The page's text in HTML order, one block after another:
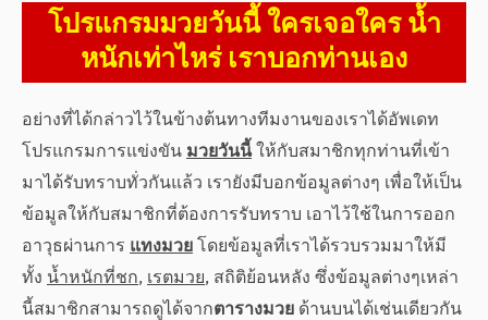
โปรแกรมมวยวันนี้ ใครเจอใคร น้ำ
หนักเท่าไหร่ เราบอกท่านเอง
อย่างที่ได้กล่าวไว้ในข้างต้นทางทีมงานของเราได้อัพเดท
โปรแกรมการแข่งขันมวยวันนี้ให้กับสมาชิกทุกท่านที่เข้า
มาได้รับทราบทั่วกันแล้ว เรายังมีบอกข้อมูลต่างๆ เพื่อให้เป็น
ข้อมูลให้กับสมาชิกที่ต้องการรับทราบ เอาไว้ใช้ในการออก
อาวุธผ่านการแทงมวยโดยข้อมูลที่เราได้รวบรวมมาให้มี
ทั้งน้ำหนักที่ชก,เรตมวย, สถิติย้อนหลัง ซึ่งข้อมูลต่างๆเหล่า
นี้สมาชิกสามารถดูได้จากตารางมวยด้านบนได้เช่นเดียวกัน